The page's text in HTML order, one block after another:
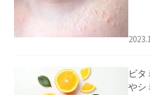
ビタ
やシ